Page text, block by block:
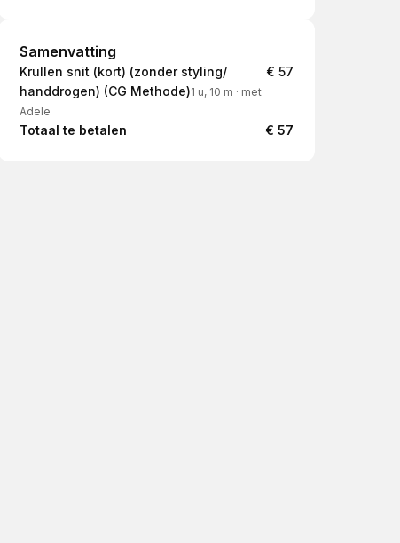
Samenvatting
Samenvatting
Krullen snit (kort) (zonder styling/
handdrogen) (CG Methode)1 u, 10 m · met
Adele
€ 57
Totaal te betalen € 57